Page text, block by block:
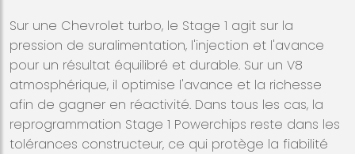
Sur une Chevrolet turbo, le Stage 1 agit sur la
pression de suralimentation, l'injection et l'avance
pour un résultat équilibré et durable. Sur un V8
atmosphérique, il optimise l'avance et la richesse
afin de gagner en réactivité. Dans tous les cas, la
reprogrammation Stage 1 Powerchips reste dans les
tolérances constructeur, ce qui protège la fiabilité